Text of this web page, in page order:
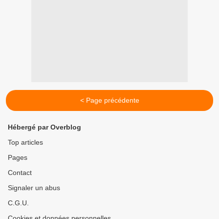
< Page précédente
Hébergé par Overblog
Top articles
Pages
Contact
Signaler un abus
C.G.U.